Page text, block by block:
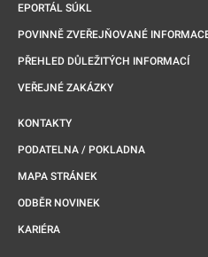
EPORTÁL SÚKL
POVINNĚ ZVEŘEJŇOVANÉ
PŘEHLED DŮLEŽITÝCH INFORMACÍ
VEŘEJNÉ ZAKÁZKY
KONTAKTY
PODATELNA / POKLADNA
MAPA STRÁNEK
ODBĚR NOVINEK
KARIÉRA